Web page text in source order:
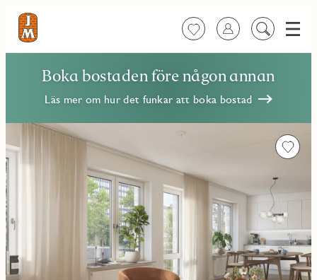
FavoriterLogga in
Sök
Meny
Boka bostaden före någon annan
Läs mer om hur det funkar att boka bostad